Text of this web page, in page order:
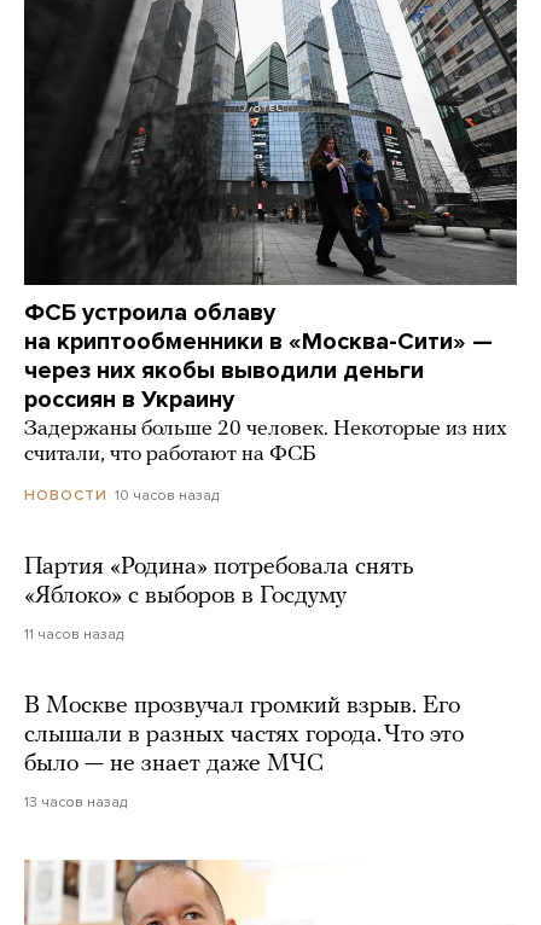
ФСБ устроила облаву
на криптообменники в «Москва-Сити» —
через них якобы выводили деньги
россиян в Украину
Задержаны больше 20 человек. Некоторые из них
считали, что работают на ФСБ
НОВОСТИ 10 часов назад
Партия «Родина» потребовала снять
«Яблоко» с выборов в Госдуму
11 часов назад
В Москве прозвучал громкий взрыв. Его
слышали в разных частях города. Что это
было — не знает даже МЧС
13 часов назад